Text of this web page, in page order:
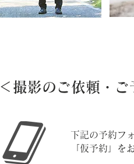
＜撮影のご依頼・ご
下記の予約フ
「仮予約」を